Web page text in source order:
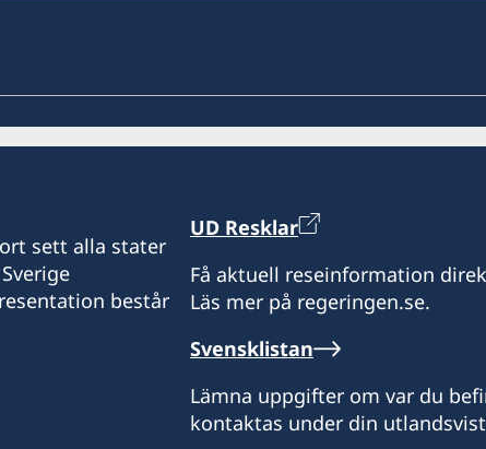
sett alla stater
består
UD Resklar
Få aktuell reseinformation
Läs mer på regeringen.se.
Svensklistan
Lämna uppgifter om var du
kontaktas under din